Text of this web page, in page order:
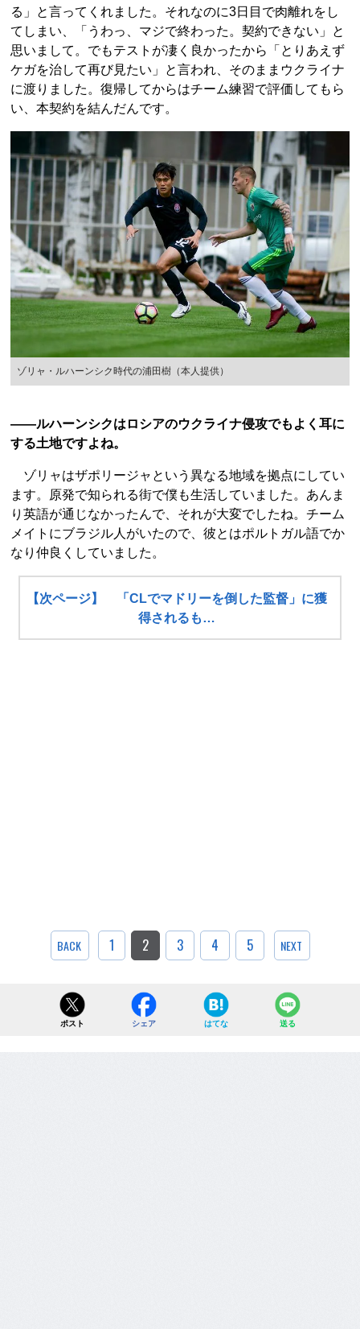
る」と言ってくれました。それなのに3日目で肉離れをし
てしまい、「うわっ、マジで終わった。契約できない」と
思いまして。でもテストが凄く良かったから「とりあえず
ケガを治して再び見たい」と言われ、そのままウクライナ
に渡りました。復帰してからはチーム練習で評価してもら
い、本契約を結んだんです。
ゾリャ・ルハーンシク時代の浦田樹（本人提供）
――ルハーンシクはロシアのウクライナ侵攻でもよく耳に
する土地ですよね。
ゾリャはザポリージャという異なる地域を拠点にしてい
ます。原発で知られる街で僕も生活していました。あんま
り英語が通じなかったんで、それが大変でしたね。チーム
メイトにブラジル人がいたので、彼とはポルトガル語でか
なり仲良くしていました。
【次ページ】 「CLでマドリーを倒した監督」に獲
得されるも…
BACK 1 2 3 4 5 NEXT
ポスト シェア はてな 送る